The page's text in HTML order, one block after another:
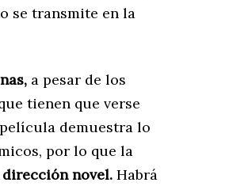
se transmite en la
a pesar de los
tienen que verse
demuestra lo
por lo que la
novel. Habrá